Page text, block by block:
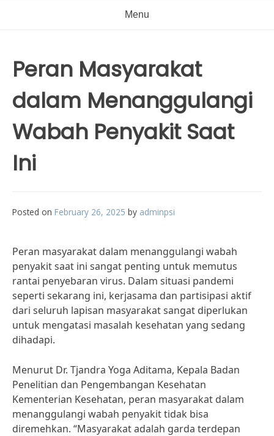
Menu
Peran Masyarakat
dalam Menanggulangi
Wabah Penyakit Saat
Ini
Posted on February 26, 2025 by adminpsi
Peran masyarakat dalam menanggulangi wabah
penyakit saat ini sangat penting untuk memutus
rantai penyebaran virus. Dalam situasi pandemi
seperti sekarang ini, kerjasama dan partisipasi aktif
dari seluruh lapisan masyarakat sangat diperlukan
untuk mengatasi masalah kesehatan yang sedang
dihadapi.
Menurut Dr. Tjandra Yoga Aditama, Kepala Badan
Penelitian dan Pengembangan Kesehatan
Kementerian Kesehatan, peran masyarakat dalam
menanggulangi wabah penyakit tidak bisa
diremehkan. “Masyarakat adalah garda terdepan